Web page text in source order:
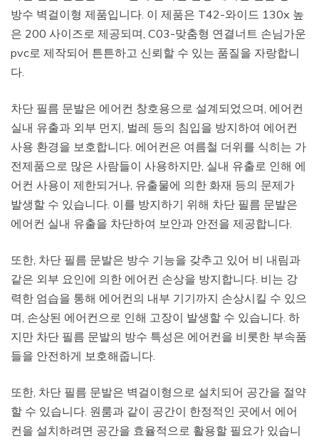
방수 벽걸이형 제품입니다. 이 제품은 T42-와이드 130x 높
은 200 사이즈로 제공되며, C03-맞춤형 연결너트 손님가운
pvc로 제작되어 튼튼하고 신뢰할 수 있는 품질을 자랑합니
다.
차단 필름 문발은 에어컨 창호용으로 설계되었으며, 에어컨
실내 유출과 외부 먼지, 벌레 등의 침입을 방지하여 에어컨
사용 환경을 보호합니다. 에어컨은 여름철 더위를 식히는 가
전제품으로 많은 사람들이 사용하지만, 실내 유출로 인해 에
어컨 사용이 제한되거나, 유출물에 의한 화재 등의 문제가
발생할 수 있습니다. 이를 방지하기 위해 차단 필름 문발은
에어컨 실내 유출을 차단하여 보안과 안전을 제공합니다.
또한, 차단 필름 문발은 방수 기능을 갖추고 있어 비 내림과
같은 외부 요인에 의한 에어컨 손상을 방지합니다. 비는 강
력한 엄습을 통해 에어컨의 내부 기기까지 손상시킬 수 있으
며, 손상된 에어컨으로 인해 고장이 발생할 수 있습니다. 하
지만 차단 필름 문발의 방수 특성은 에어컨을 비롯한 부속품
들을 안전하게 보호해줍니다.
또한, 차단 필름 문발은 벽걸이형으로 설치되어 공간을 절약
할 수 있습니다. 원룸과 같이 공간이 한정적인 곳에서 에어
컨을 설치하려면 공간을 효율적으로 활용할 필요가 있습니